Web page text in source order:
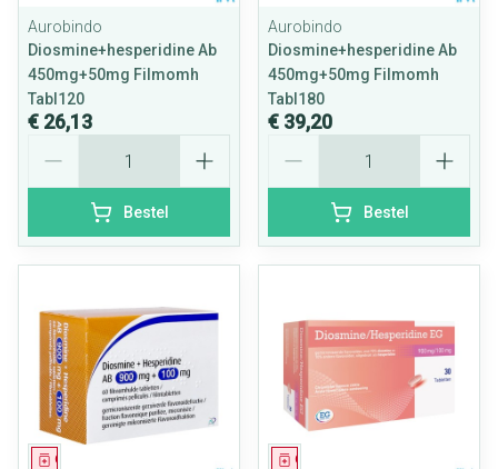
Aurobindo
Diosmine+hesperidine Ab
450mg+50mg Filmomh
Tabl120
€ 26,13
Bestel
Aurobindo
Diosmine+hesperidine Ab
450mg+50mg Filmomh
Tabl180
€ 39,20
Bestel
Geneesmiddel Geneesmiddel